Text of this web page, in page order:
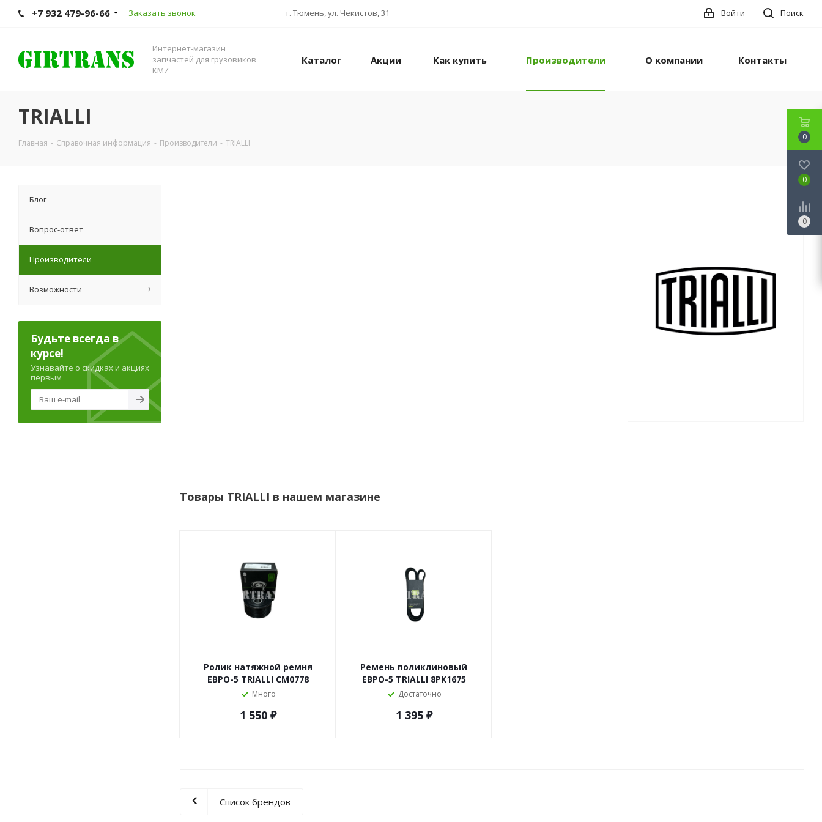
+7 932 479-96-66 Заказать звонок г. Тюмень, ул. Чекистов, 31 Поиск
Войти
Интернет-магазин
запчастей для грузовиков
KMZ
Каталог Акции Как купить Производители О компании Контакты
TRIALLI
Главная - Справочная информация - Производители - TRIALLI
Товары TRIALLI в нашем магазине
Ролик натяжной ремня
ЕВРО-5 TRIALLI CM0778
Много
1 550₽
Ремень поликлиновый
ЕВРО-5 TRIALLI 8РК1675
Достаточно
1 395₽
Список брендов
Блог
Вопрос-ответ
Производители
Возможности
Будьте всегда в
курсе!
Узнавайте о скидках и акциях
первым
0
0
0